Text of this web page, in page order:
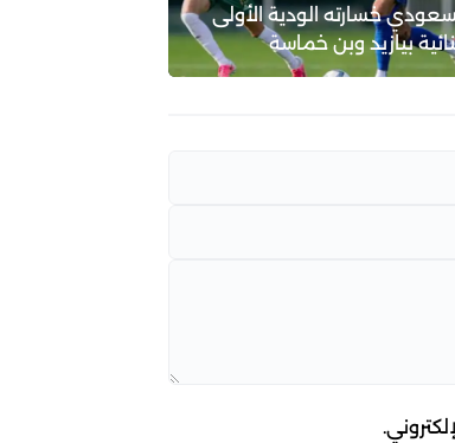
خسارته الودية الأولى
بيازيد وبن خماسة